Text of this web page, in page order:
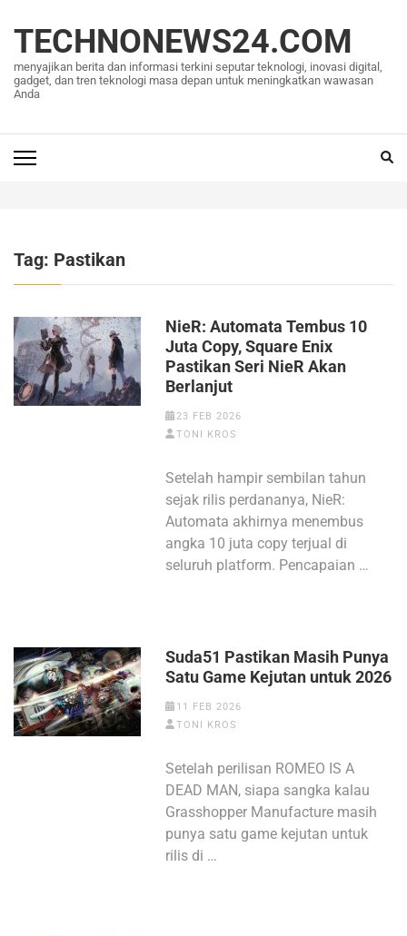
konten
(Tekan
Enter)
TECHNONEWS24.COM
menyajikan berita dan informasi terkini seputar teknologi, inovasi digital,
gadget, dan tren teknologi masa depan untuk meningkatkan wawasan
Anda
Tag: Pastikan
NieR: Automata Tembus 10
Juta Copy, Square Enix
Pastikan Seri NieR Akan
Berlanjut
23 FEB 2026
TONI KROS
Setelah hampir sembilan tahun
sejak rilis perdananya, NieR:
Automata akhirnya menembus
angka 10 juta copy terjual di
seluruh platform. Pencapaian …
Suda51 Pastikan Masih Punya
Satu Game Kejutan untuk 2026
11 FEB 2026
TONI KROS
Setelah perilisan ROMEO IS A
DEAD MAN, siapa sangka kalau
Grasshopper Manufacture masih
punya satu game kejutan untuk
rilis di …